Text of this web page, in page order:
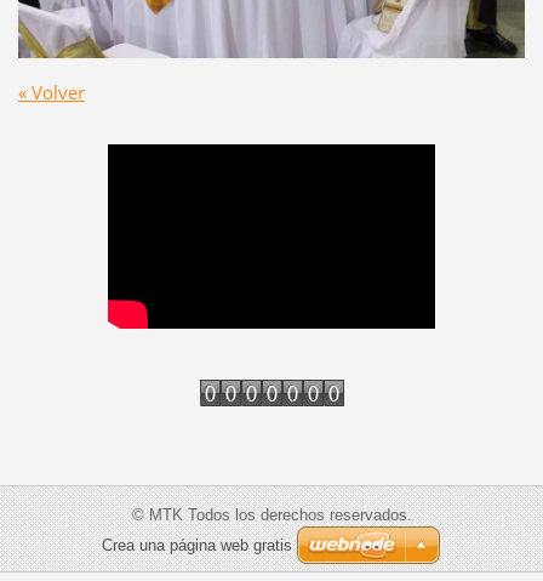
« Volver
© MTK Todos los derechos reservados.
Crea una página web gratis